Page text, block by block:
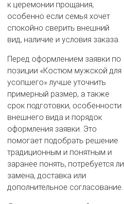
к церемонии прощания,
особенно если семья хочет
спокойно сверить внешний
вид, наличие и условия заказа.
Перед оформлением заявки по
позиции «Костюм мужской для
усопшего» лучше уточнить
примерный размер, а также
срок подготовки, особенности
внешнего вида и порядок
оформления заявки. Это
помогает подобрать решение
традиционным и понятным и
заранее понять, потребуется ли
замена, доставка или
дополнительное согласование.